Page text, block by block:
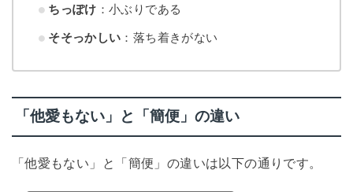
ちっぽけ ：小ぶりである
そそっかしい ：落ち着きがない
「他愛もない」と「簡便」の違い
「他愛もない」と「簡便」の違いは以下の通りです。